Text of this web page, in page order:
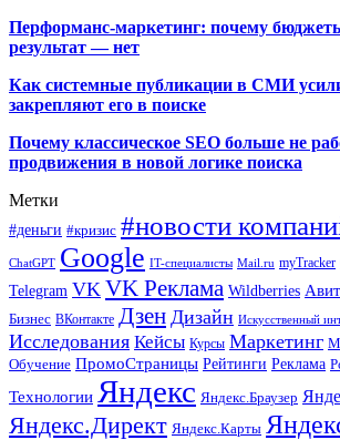
Перформанс-маркетинг: почему
результат — нет
Как системные публикации в СМИ
закрепляют его в поиске
Почему классическое SEO больше не
продвижения в новой логике поиска
Метки
#деньги #кризис #новости
ChatGPT Google IT-специалисты Mail.ru myTracker
Telegram VK VK Реклама Wildberries
Бизнес ВКонтакте Дзен Дизайн Искусственный
Исследования Кейсы Курсы Маркетинг
Обучение ПромоСтраницы Рейтинги Реклама
Технологии Яндекс Яндекс.Браузер
Яндекс.Директ Яндекс.Карты